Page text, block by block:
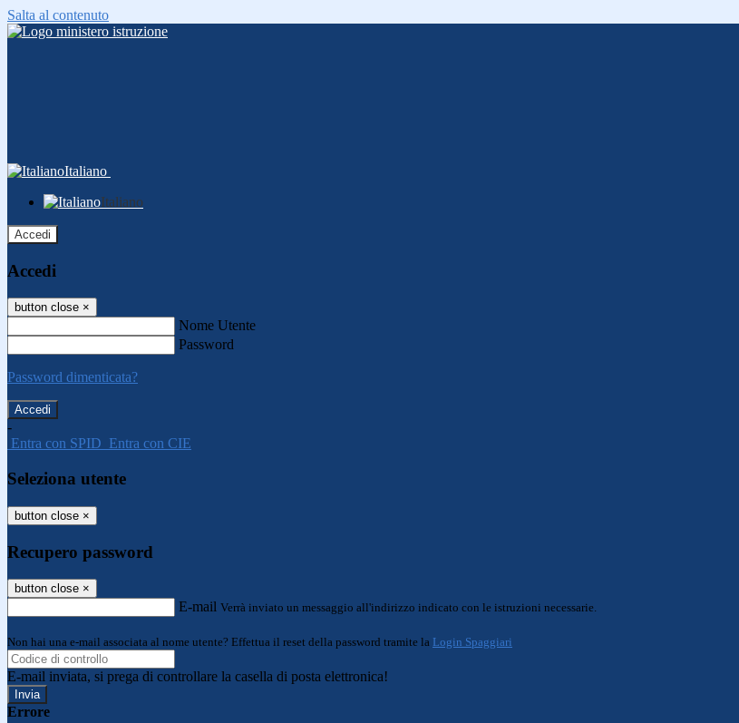
Salta al contenuto
Italiano
Italiano
Accedi
Accedi
button close ×
Nome Utente
Password
Password dimenticata?
-
Entra con SPID Entra con CIE
Seleziona utente
button close ×
Recupero password
button close ×
E-mail Verrà inviato un messaggio all'indirizzo indicato con le istruzioni necessarie.
Non hai una e-mail associata al nome utente? Effettua il reset della password tramite la Login Spaggiari
E-mail inviata, si prega di controllare la casella di posta elettronica!
Errore